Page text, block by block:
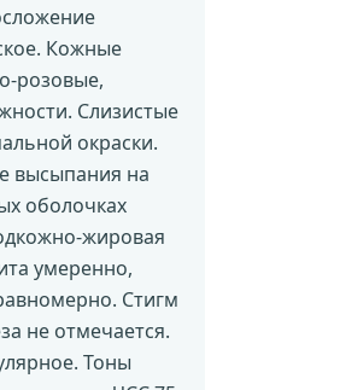
Кожные
розовые,
Слизистые
окраски.
высыпания на
оболочках
жировая
умеренно,
Стигм
не отмечается.
Тоны